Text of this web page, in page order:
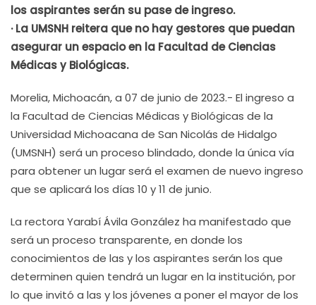
los aspirantes serán su pase de ingreso.
· La UMSNH reitera que no hay gestores que puedan
asegurar un espacio en la Facultad de Ciencias
Médicas y Biológicas.
Morelia, Michoacán, a 07 de junio de 2023.- El ingreso a
la Facultad de Ciencias Médicas y Biológicas de la
Universidad Michoacana de San Nicolás de Hidalgo
(UMSNH) será un proceso blindado, donde la única vía
para obtener un lugar será el examen de nuevo ingreso
que se aplicará los días 10 y 11 de junio.
La rectora Yarabí Ávila González ha manifestado que
será un proceso transparente, en donde los
conocimientos de las y los aspirantes serán los que
determinen quien tendrá un lugar en la institución, por
lo que invitó a las y los jóvenes a poner el mayor de los